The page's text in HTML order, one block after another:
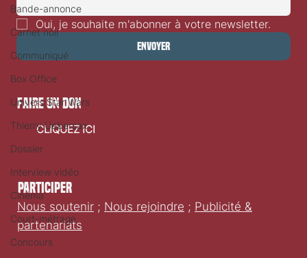
Bande-annonce
Carnet noir
Communiqué
Box Office
Univers Star Wars
Thierry Uebersax
Dossier
Interview vidéo
Cinéma
Court-métrage
Concours
Oui, je souhaite m'abonner à votre newsletter.
Envoyer
Participer
Nous soutenir ; Nous rejoindre ; Publicité &
partenariats
faire un don
CLIQUEZ ICI